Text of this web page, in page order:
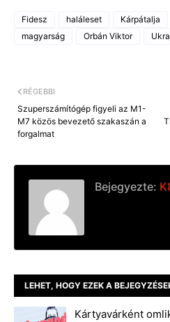
e
b
o
s
e
n
y
L
i
Fidesz haláleset Kárpátalja
magyarság
Orbán Viktor
RÉGEBBI
Szuperszámítógép figyeli az M1-
M7 közös bevezető szakaszán a
forgalmat
Bejegyezte:
LEHET, HOGY EZEK A
Kártyavárként